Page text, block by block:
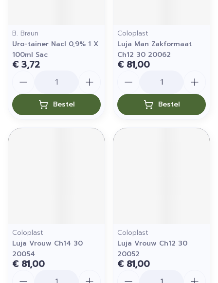
B. Braun
Uro-tainer Nacl 0,9% 1 X
100ml Sac
€ 3,72
Bestel
Coloplast
Luja Man Zakformaat
Ch12 30 20062
€ 81,00
Bestel
Coloplast
Luja Vrouw Ch14 30
20054
€ 81,00
Coloplast
Luja Vrouw Ch12 30
20052
€ 81,00